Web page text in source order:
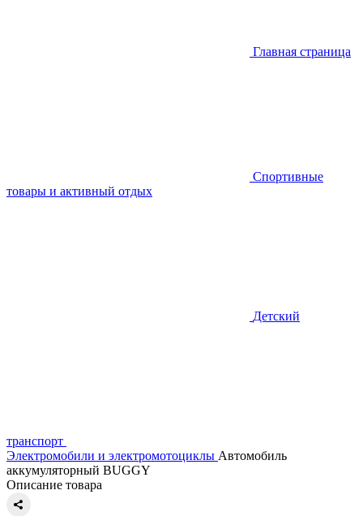
Главная страница
Спортивные
товары и активный отдых
Детский
транспорт
Электромобили и электромотоциклы Автомобиль
аккумуляторный BUGGY
Описание товара